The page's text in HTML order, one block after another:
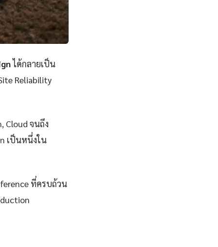
ได้กลายเป็น
Reliability
Cloud จนถึง
เป็นหนึ่งใน
ที่ครบถ้วน